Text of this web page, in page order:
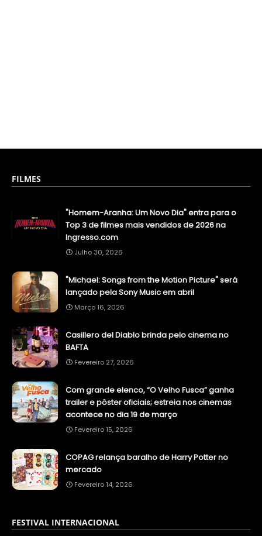
FILMES
"Homem-Aranha: Um Novo Dia" entra para o
Top 3 de filmes mais vendidos de 2026 na
Ingresso.com
Julho 30, 2026
"Michael: Songs from the Motion Picture" será
lançado pela Sony Music em abril
Março 16, 2026
Casillero del Diablo brinda pelo cinema no
BAFTA
Fevereiro 27, 2026
Com grande elenco, “O Velho Fusca” ganha
trailer e pôster oficiais; estreia nos cinemas
acontece no dia 19 de março
Fevereiro 15, 2026
COPAG relança baralho de Harry Potter no
mercado
Fevereiro 14, 2026
FESTIVAL INTERNACIONAL